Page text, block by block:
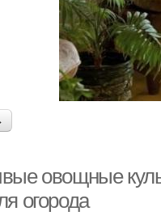
овощные
огорода